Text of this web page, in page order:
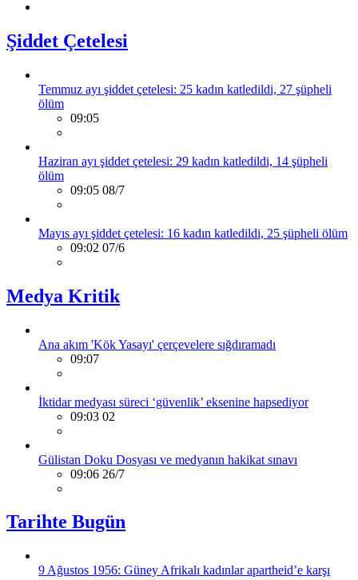
Şiddet Çetelesi
Temmuz ayı şiddet çetelesi: 25 kadın katledildi, 27 şüpheli
ölüm
09:05
Haziran ayı şiddet çetelesi: 29 kadın katledildi, 14 şüpheli
ölüm
09:05 08/7
Mayıs ayı şiddet çetelesi: 16 kadın katledildi, 25 şüpheli ölüm
09:02 07/6
Medya Kritik
Ana akım 'Kök Yasayı' çerçevelere sığdıramadı
09:07
İktidar medyası süreci ‘güvenlik’ eksenine hapsediyor
09:03 02
Gülistan Doku Dosyası ve medyanın hakikat sınavı
09:06 26/7
Tarihte Bugün
9 Ağustos 1956: Güney Afrikalı kadınlar apartheid’e karşı